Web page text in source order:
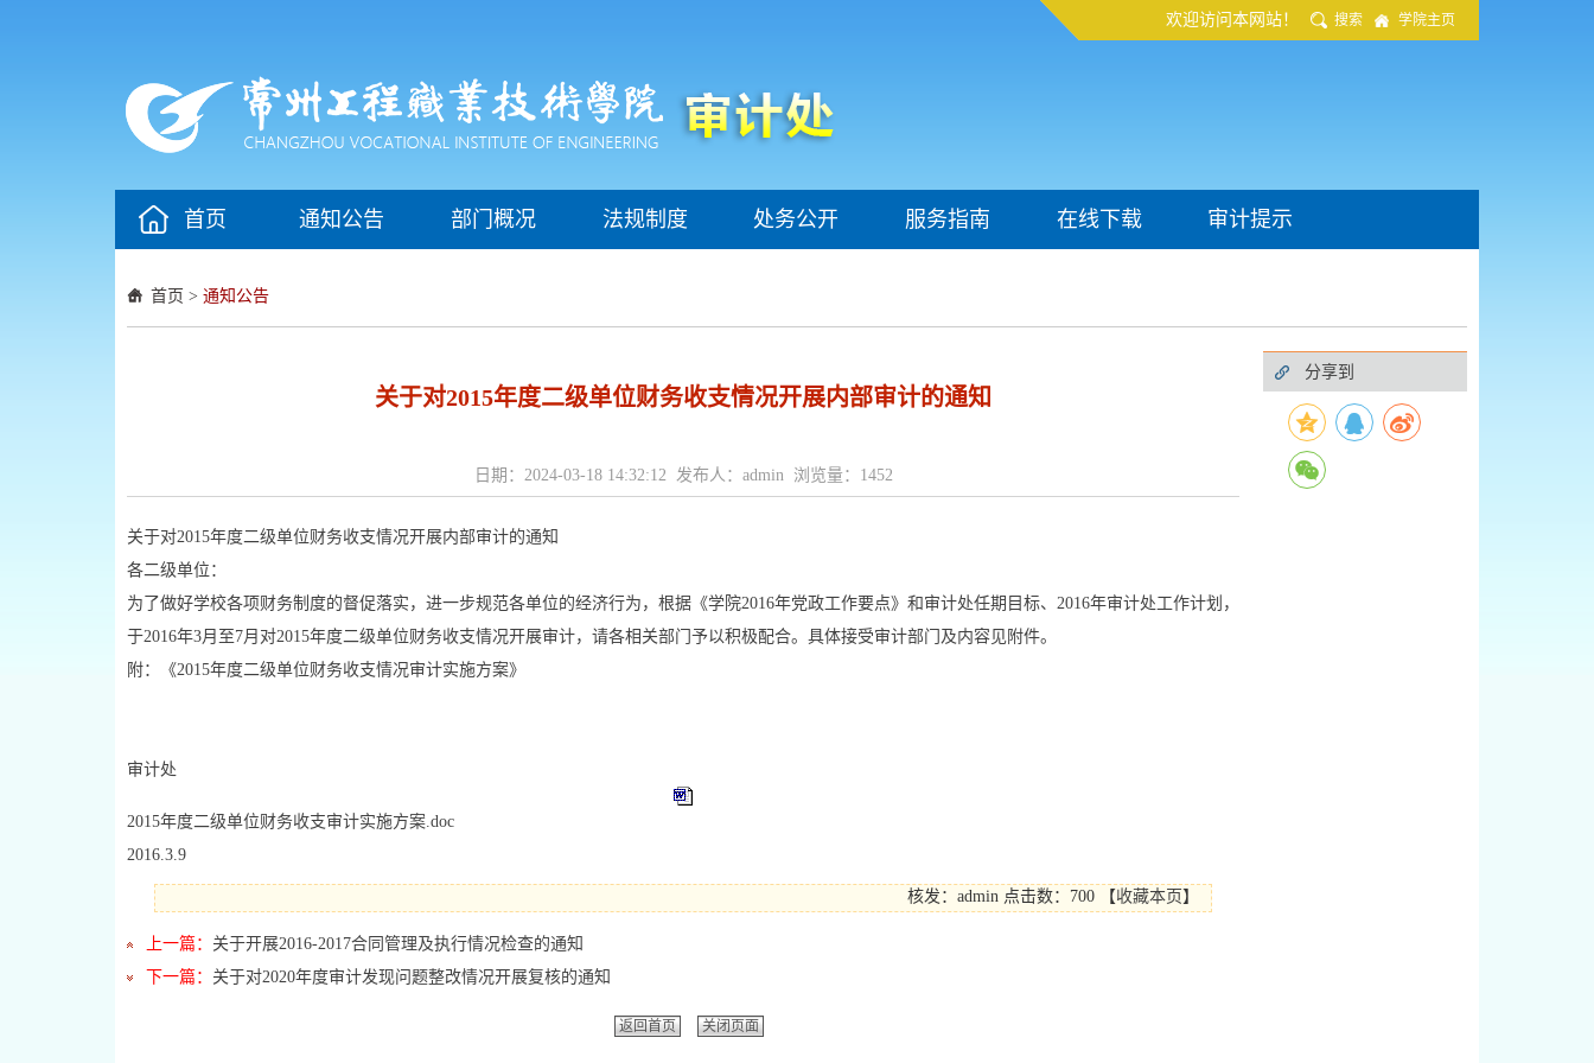
欢迎访问本网站！ 搜索 学院主页
首页 通知公告 部门概况 法规制度 处务公开 服务指南 在线下载 审计提示
首页 > 通知公告
关于对2015年度二级单位财务收支情况开展内部审计的通知
日期：2024-03-18 14:32:12 发布人：admin 浏览量： 1452
关于对2015年度二级单位财务收支情况开展内部审计的通知
各二级单位：
为了做好学校各项财务制度的督促落实，进一步规范各单位的经济行为，根据《学院2016年党政工作要点》和审计处任期目标、2016年审计处工作计划，
于2016年3月至7月对2015年度二级单位财务收支情况开展审计，请各相关部门予以积极配合。具体接受审计部门及内容见附件。
附：《2015年度二级单位财务收支情况审计实施方案》
审计处
2015年度二级单位财务收支审计实施方案.doc
2016.3.9
核发：admin 点击数：700 【收藏本页 】
上一篇： 关于开展2016-2017合同管理及执行情况检查的通知
下一篇： 关于对2020年度审计发现问题整改情况开展复核的通知
返回首页 关闭页面
分享到